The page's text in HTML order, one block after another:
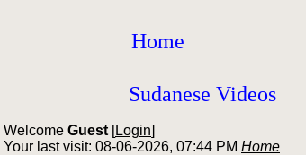
Home
Sudanese Videos
Welcome Guest [Login]
Your last visit: 08-06-2026, 07:44 PM Home